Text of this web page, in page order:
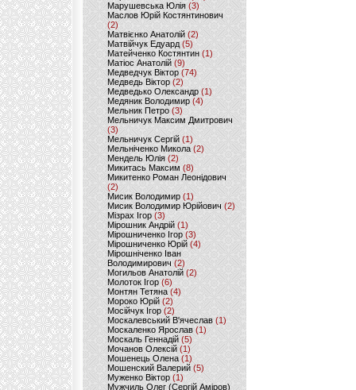
Марушевська Юлія (3)
Маслов Юрій Костянтинович
(2)
Матвієнко Анатолій (2)
Матвійчук Едуард(5)
Матейченко Костянтин (1)
Матіос Анатолій (9)
Медведчук Віктор(74)
Медведь Віктор (2)
Медведько Олександр (1)
Медяник Володимир(4)
Мельник Петро (3)
Мельничук Максим Дмитрович
(3)
Мельничук Сергій (1)
Мельніченко Микола (2)
Мендель Юлія (2)
Микитась Максим (8)
Микитенко Роман Леонідович
(2)
Мисик Володимир (1)
Мисик Володимир Юрійович(2)
Мізрах Ігор(3)
Мірошник Андрій(1)
Мірошниченко Ігор (3)
Мірошниченко Юрій(4)
Мірошніченко Іван
Володимирович (2)
Могильов Анатолій (2)
Молоток Ігор (6)
Монтян Тетяна (4)
Мороко Юрій(2)
Мосійчук Ігор (2)
Москалевський В'ячеслав (1)
Москаленко Ярослав (1)
Москаль Геннадій (5)
Мочанов Олексій(1)
Мошенець Олена(1)
Мошенский Валерий (5)
Муженко Віктор (1)
Мужчиль Олег (Сергій Аміров)